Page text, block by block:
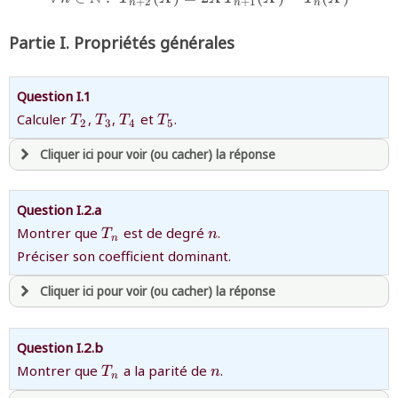
revenir àla page d'accueil
ou consulterle plan du site
n n n
Partie I. Propriétés générales
Question I.1
Calculer {T_2}
T 2 , {T_3}
T 3 ,{T_4}
T4 et {T_5}
T 5.
Cliquer ici pour voir (ou cacher) la réponse
avoir
une souscription active sur mathprepa
connecté au site
revenir àla page d'accueil
ou tester la page d'extraits libres
Question I.2.a
Montrer que {T_n}
T n est de degré {n}
n.
Préciser son coefficient dominant.
Cliquer ici pour voir (ou cacher) la réponse
avoir
une souscription active sur mathprepa
Question I.2.b
Montrer que {T_n}
T n a la parité de {n}
n.